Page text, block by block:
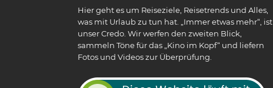
Hier geht es um Reiseziele, Reisetrends und Alles,
was mit Urlaub zu tun hat. „Immer etwas mehr“, ist
unser Credo. Wir werfen den zweiten Blick,
sammeln Töne für das „Kino im Kopf“ und liefern
Fotos und Videos zur Überprüfung.